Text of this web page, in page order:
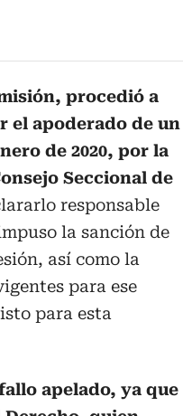
procedió a
el apoderado de un
de 2020, por la
Seccional de
responsable
la sanción de
así como la
para ese
para esta
apelado, ya que